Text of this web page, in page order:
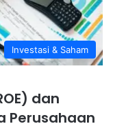
Investasi & Saham
dan
Perusahaan